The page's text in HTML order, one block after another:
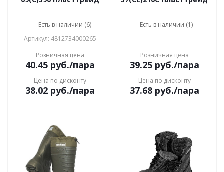
Есть в наличии (6)
Артикул: 4812734000265
Розничная цена
40.45руб./пара
Цена по дисконту
38.02руб./пара
Есть в наличии (1)
Розничная цена
39.25руб./пара
Цена по дисконту
37.68руб./пара